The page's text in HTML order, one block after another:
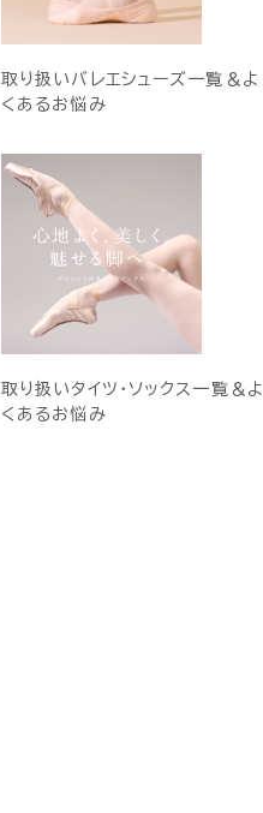
取り扱いバレエシューズ一覧＆よ
くあるお悩み
取り扱いタイツ・ソックス一覧＆よ
くあるお悩み